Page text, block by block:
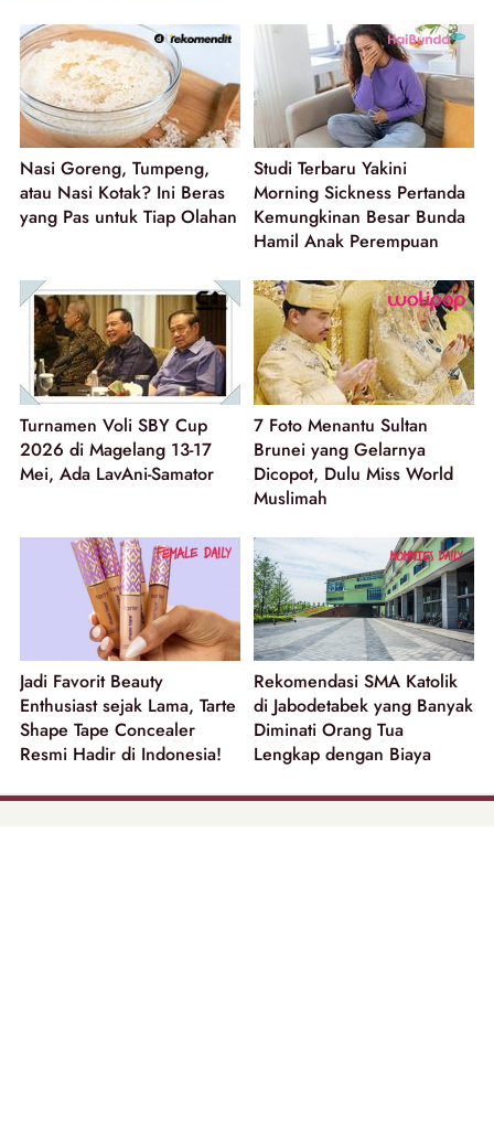
Nasi Goreng, Tumpeng,
atau Nasi Kotak? Ini Beras
yang Pas untuk Tiap Olahan
Studi Terbaru Yakini
Morning Sickness Pertanda
Kemungkinan Besar Bunda
Hamil Anak Perempuan
Turnamen Voli SBY Cup
2026 di Magelang 13-17
Mei, Ada LavAni-Samator
7 Foto Menantu Sultan
Brunei yang Gelarnya
Dicopot, Dulu Miss World
Muslimah
Jadi Favorit Beauty
Enthusiast sejak Lama, Tarte
Shape Tape Concealer
Resmi Hadir di Indonesia!
Rekomendasi SMA Katolik
di Jabodetabek yang Banyak
Diminati Orang Tua
Lengkap dengan Biaya